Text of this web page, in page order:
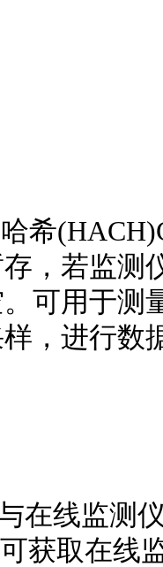
希
，若监测
可用于测
，进行数
在线监测
取在线